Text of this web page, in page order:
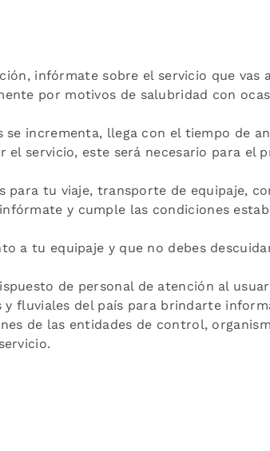
infórmate sobre el servicio que vas
por motivos de salubridad con
se incrementa, llega con el tiempo de
servicio, este será necesario para el
para tu viaje, transporte de equipaje,
y cumple las condiciones
a tu equipaje y que no debes
de personal de atención al
fluviales del país para brindarte
de las entidades de control,